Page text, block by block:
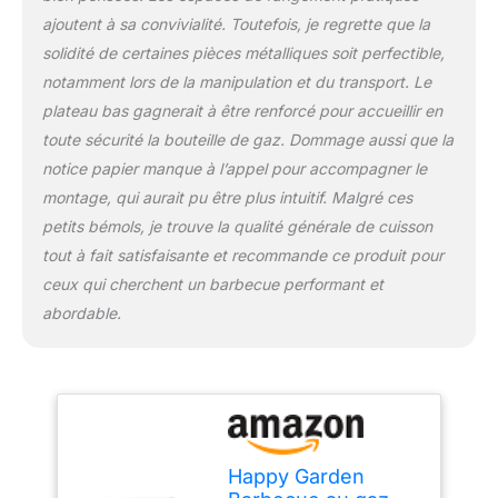
ajoutent à sa convivialité. Toutefois, je regrette que la
solidité de certaines pièces métalliques soit perfectible,
notamment lors de la manipulation et du transport. Le
plateau bas gagnerait à être renforcé pour accueillir en
toute sécurité la bouteille de gaz. Dommage aussi que la
notice papier manque à l’appel pour accompagner le
montage, qui aurait pu être plus intuitif. Malgré ces
petits bémols, je trouve la qualité générale de cuisson
tout à fait satisfaisante et recommande ce produit pour
ceux qui cherchent un barbecue performant et
abordable.
Happy Garden